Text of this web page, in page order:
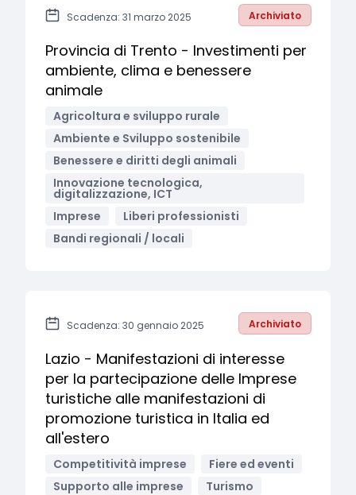
Scadenza: 31 marzo 2025 Archiviato
Provincia di Trento - Investimenti per
ambiente, clima e benessere
animale
Agricoltura e sviluppo rurale
Ambiente e Sviluppo sostenibile
Benessere e diritti degli animali
Innovazione tecnologica,
digitalizzazione, ICT
Imprese
Liberi professionisti
Bandi regionali / locali
Scadenza: 30 gennaio 2025 Archiviato
Lazio - Manifestazioni di interesse
per la partecipazione delle Imprese
turistiche alle manifestazioni di
promozione turistica in Italia ed
all'estero
Competitività imprese
Fiere ed eventi
Supporto alle imprese
Turismo